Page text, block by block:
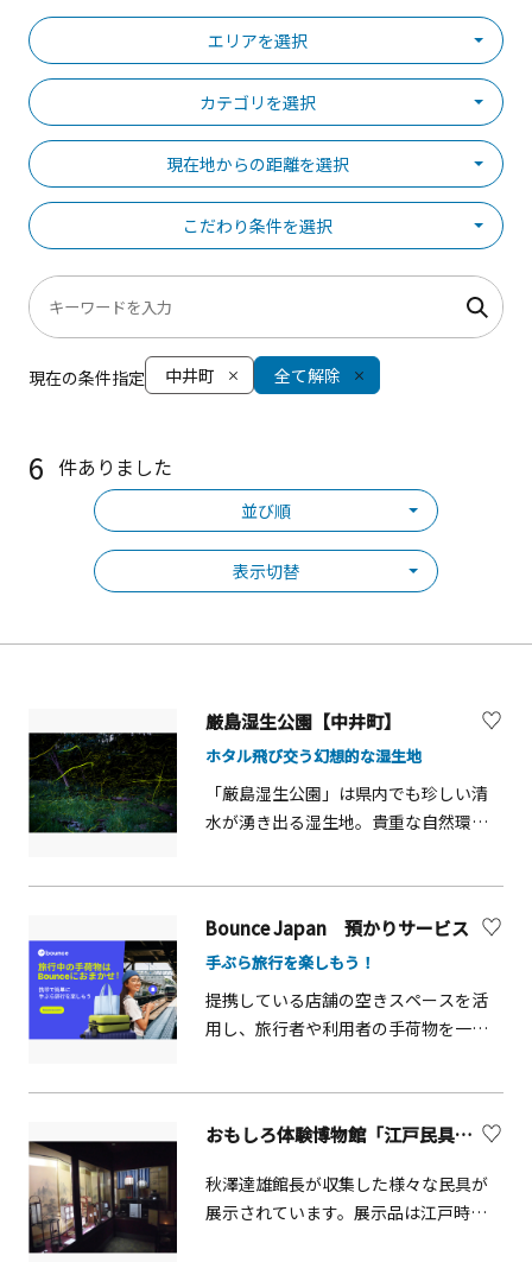
エリアを選択
カテゴリを選択
現在地からの距離を選択
こだわり条件を選択
現在の条件指定 中井町 全て解除
6 件ありました
並び順
表示切替
厳島湿生公園【中井町】
ホタル飛び交う幻想的な湿生地
「厳島湿生公園」は県内でも珍しい清
水が湧き出る湿生地。貴重な自然環境
回るホタルに出会えることもありま
す。ホタルは、その年の気象状況など
により飛翔の時期や数が異なります
が、5月下旬に開催されるイベント「竹
湿生地の中心には「弁天さん」と地元
し、神聖な雰囲気です。金運や五穀豊
穣のご利益があるパワースポットとし
Bounce Japan 預かりサービス
手ぶら旅行を楽しもう！
提携している店舗の空きスペースを活
用し、旅行者や利用者の手荷物を一時
られます。利便性と効率性を兼ね備え
た、地域密着型の手荷物預かりソリュ
ーションです。
おもしろ体験博物館「江戸民具街道」【中井町】
秋澤達雄館長が収集した様々な民具が
展示されています。展示品は江戸時